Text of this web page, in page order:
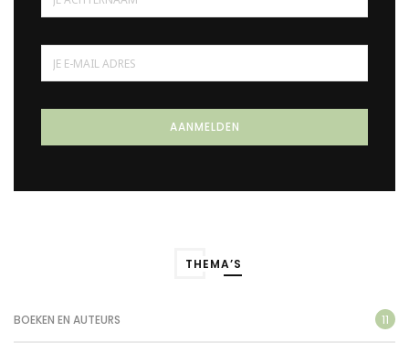
THEMA’S
BOEKEN EN AUTEURS 11